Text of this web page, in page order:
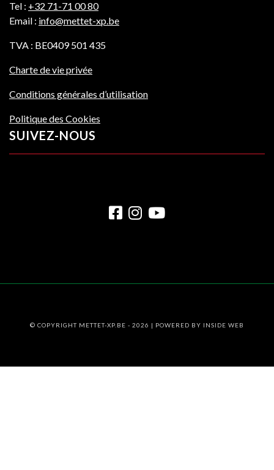
Tel : +32 71-71 00 80
Email : info@mettet-xp.be
TVA : BE0409 501 435
Charte de vie privée
Conditions générales d’utilisation
Politique des Cookies
SUIVEZ-NOUS
© COPYRIGHT METTET-XP.BE - 2026 | POWERED BY INSIDE WEB